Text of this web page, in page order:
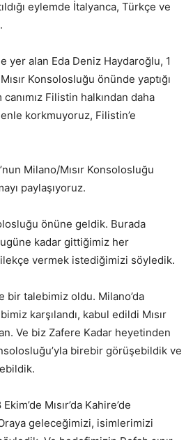
eylemde İtalyanca, Türkçe ve
yer alan Eda Deniz Haydaroğlu, 1
Konsolosluğu önünde yaptığı
Filistin halkından daha
korkmuyoruz, Filistin’e
Milano/Mısır Konsolosluğu
paylaşıyoruz.
önüne geldik. Burada
kadar gittiğimiz her
vermek istediğimizi söyledik.
bir talebimiz oldu. Milano’da
karşılandı, kabul edildi Mısır
Ve biz Zafere Kadar heyetinden
birebir görüşebildik ve
Mısır’da Kahire’de
Oraya geleceğimizi, isimlerimizi